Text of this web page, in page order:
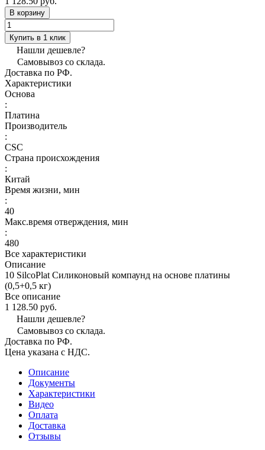
В корзину
Купить в 1 клик
Нашли дешевле?
Самовывоз со склада.
Доставка по РФ.
Характеристики
Основа
:
Платина
Производитель
:
CSC
Страна происхождения
:
Китай
Время жизни, мин
:
40
Макс.время отверждения, мин
:
480
Все характеристики
Описание
10 SilcoPlat Силиконовый компаунд на основе платины
(0,5+0,5 кг)
Все описание
1 128.50 руб.
Нашли дешевле?
Самовывоз со склада.
Доставка по РФ.
Цена указана с НДС.
Описание
Документы
Характеристики
Видео
Оплата
Доставка
Отзывы